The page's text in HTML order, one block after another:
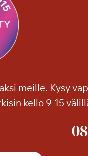
meille. Kysy
kello 9-15